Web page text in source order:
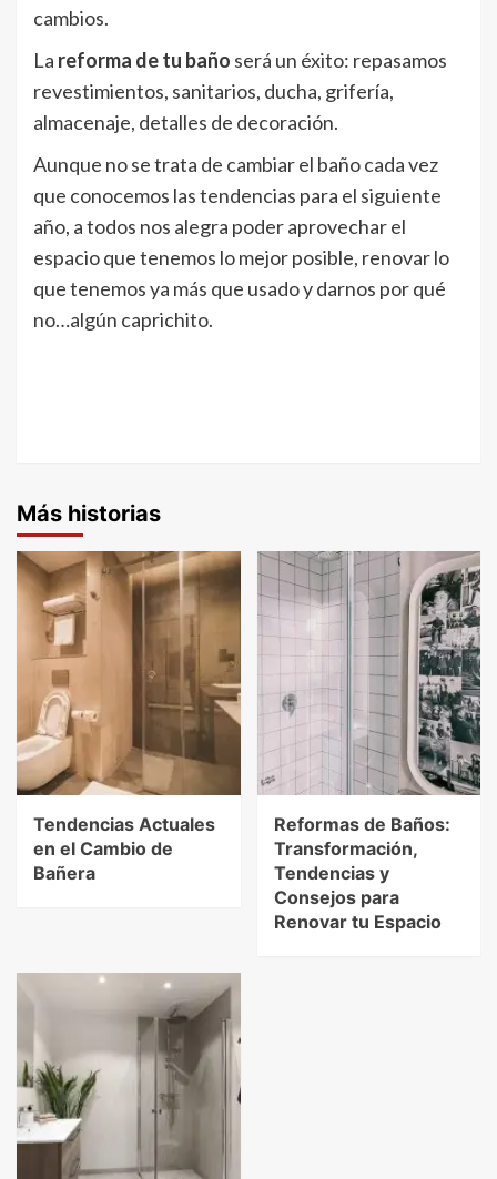
cambios.
La reforma de tu baño será un éxito: repasamos
revestimientos, sanitarios, ducha, grifería,
almacenaje, detalles de decoración.
Aunque no se trata de cambiar el baño cada vez
que conocemos las tendencias para el siguiente
año, a todos nos alegra poder aprovechar el
espacio que tenemos lo mejor posible, renovar lo
que tenemos ya más que usado y darnos por qué
no…algún caprichito.
Más historias
Tendencias Actuales
en el Cambio de
Bañera
Reformas de Baños:
Transformación,
Tendencias y
Consejos para
Renovar tu Espacio